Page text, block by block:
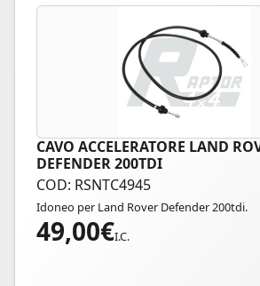
CAVO ACCELERATORE LAND
DEFENDER 200TDI
COD: RSNTC4945
Idoneo per Land Rover Defender 200tdi.
49,00€I.C.